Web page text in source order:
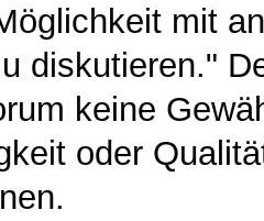
mit
diskutieren."
keine
oder